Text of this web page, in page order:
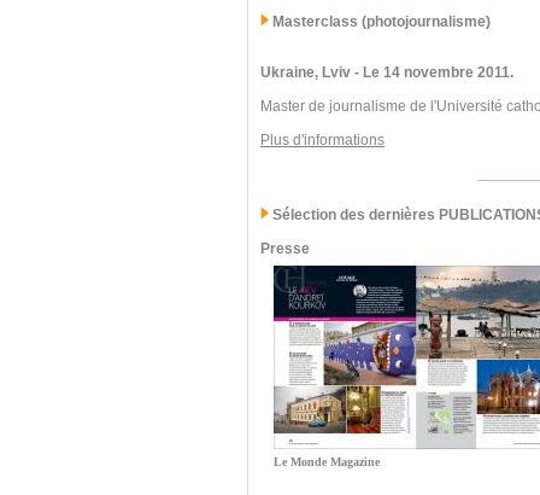
Masterclass (photojournalisme)
Ukraine, Lviv - Le 14 novembre 2011.
Master de journalisme de l'Université
Plus d'informations
Sélection des dernières
Presse
Le Monde Magazine